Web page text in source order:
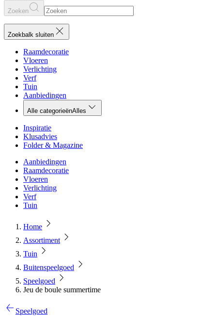
Zoeken
Zoekbalk sluiten
Raamdecoratie
Vloeren
Verlichting
Verf
Tuin
Aanbiedingen
Alle categorieënAlles
Inspiratie
Klusadvies
Folder & Magazine
Aanbiedingen
Raamdecoratie
Vloeren
Verlichting
Verf
Tuin
Home
Assortiment
Tuin
Buitenspeelgoed
Speelgoed
Jeu de boule summertime
Speelgoed